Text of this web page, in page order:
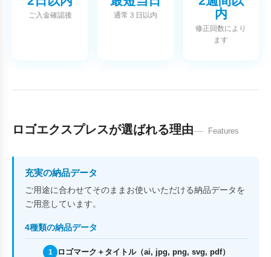
ご入金確認後 通常３日以内
内
修正回数により
ます
ロゴエクスプレスが選ばれる理由 Features
充実の納品データ
ご用途に合わせてそのままお使いいただける納品データを
ご用意しています。
4種類の納品データ
1 ロゴマーク＋タイトル（ai, jpg, png, svg, pdf）